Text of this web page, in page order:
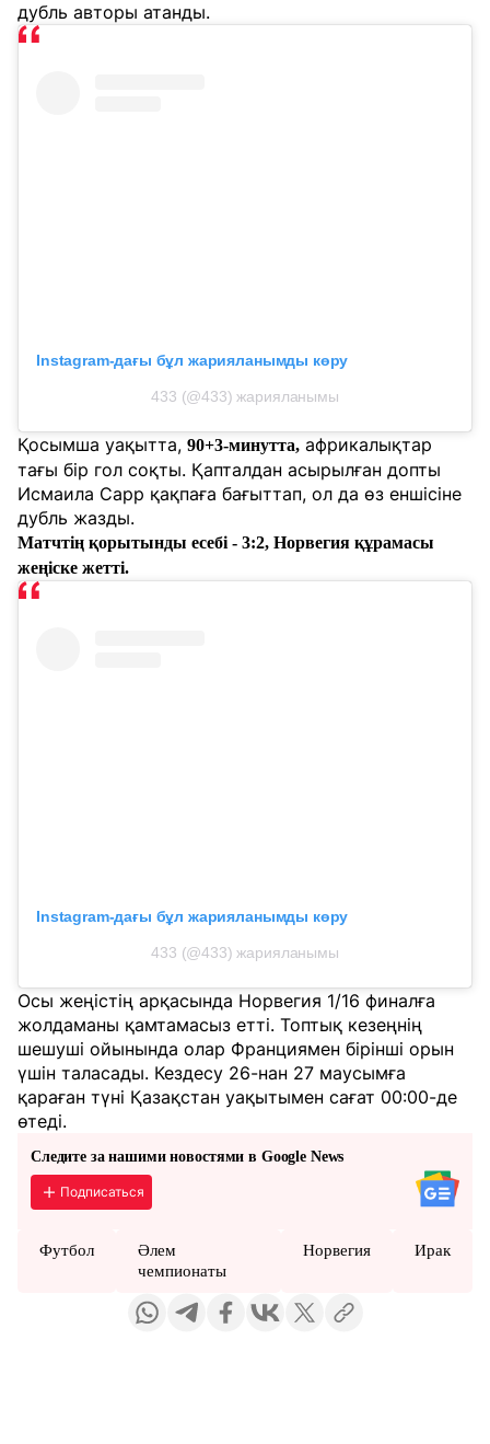
дубль авторы атанды.
Instagram-дағы бұл жарияланымды көру
433 (@433) жарияланымы
Қосымша уақытта, 90+3-минутта, африкалықтар
тағы бір гол соқты. Қапталдан асырылған допты
Исмаила Сарр қақпаға бағыттап, ол да өз еншісіне
дубль жазды.
Матчтің қорытынды есебі - 3:2, Норвегия құрамасы
жеңіске жетті.
Instagram-дағы бұл жарияланымды көру
433 (@433) жарияланымы
Осы жеңістің арқасында Норвегия 1/16 финалға
жолдаманы қамтамасыз етті. Топтық кезеңнің
шешуші ойынында олар Франциямен бірінші орын
үшін таласады. Кездесу 26-нан 27 маусымға
қараған түні Қазақстан уақытымен сағат 00:00-де
өтеді.
Следите за нашими новостями в Google News
Подписаться
Футбол
Әлем
чемпионаты
Норвегия Ирак